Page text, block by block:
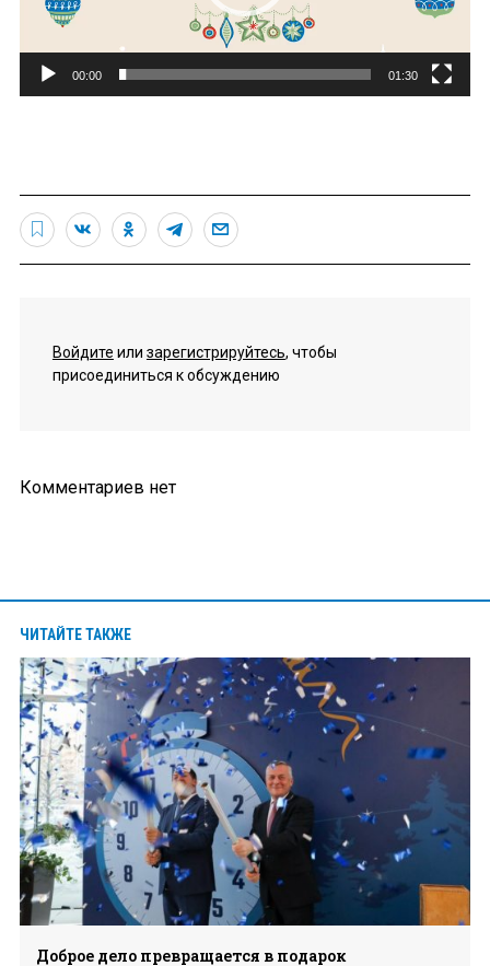
00:00 01:30
Войдите или зарегистрируйтесь, чтобы
присоединиться к обсуждению
Комментариев нет
ЧИТАЙТЕ ТАКЖЕ
Доброе дело превращается в подарок